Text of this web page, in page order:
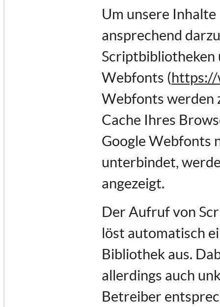
Um unsere
ansprechend
Scriptbibliotheken
Webfonts (https://
Webfonts werden
Cache Ihres
Google Webfonts
unterbindet,
angezeigt.
Der Aufruf von
löst automatisch
Bibliothek aus.
allerdings auch
Betreiber